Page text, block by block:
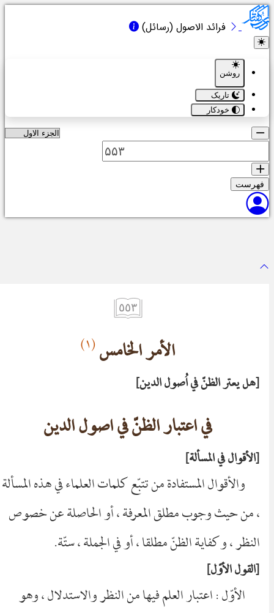
فرائد الاصول (رسائل)
روشن
٥٥٣
الأمر الخامس(١)
هل يعتر الظنّ في اُصول الدين
في اعتبار الظنّ في اصول الدين
الأقوال في المسألة
والأقوال المستفادة من تتبّع كلمات العلماء في هذه المسألة
، من حيث وجوب مطلق المعرفة ، أو الحاصلة عن خصوص
النظر ، وكفاية الظنّ مطلقا ، أو في الجملة ، ستّة.
القول الأوّل
الأوّل : اعتبار العلم فيها من النظر والاستدلال ، وهو